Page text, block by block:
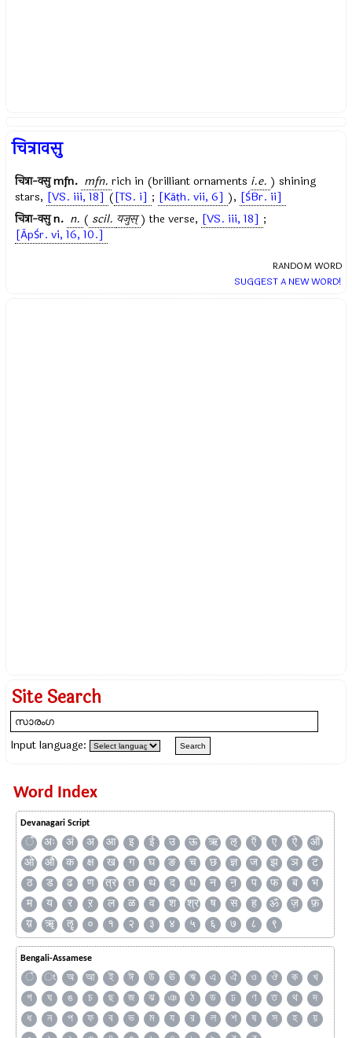
चित्रावसु
चित्रा-वसुmfn. mfn. rich in (brilliant ornaments i.e. ) shining
stars, [VS. iii, 18] ([TS. i] ; [Kāṭh. vii, 6] ), [ŚBr. ii]
चित्रा-वसुn. n. ( scil. यजुस्) the verse, [VS. iii, 18] ;
[ĀpŚr. vi, 16, 10.]
RANDOM WORD
SUGGEST A NEW WORD!
Site Search
Input language:
Word Index
Devanagari Script
ँ अः अं अ आ इ ई उ ऊ ऋ ऌ ऍ ए ऐ
ऑ
ओ
औ क क्ष ख ग घ ङ च छ ज्ञ ज झ ञ
ट
ठ
ड ढ ण त्र त थ द ध न ऩ प फ ब
भ
म
य र ऱ ल ळ व श श्र ष स ह ॐ ज़
फ़
य़
ॠ ॡ ० १ २ ३ ४ ५ ६ ७ ८ ९
Bengali-Assamese
ঁ ং অ আ ই ঈ উ ঊ ঋ এ ঐ ও ঔ ক
খ
গ
ঘ ঙ চ ছ জ ঝ ঞ ঠ ড ঢ ণ ত থ
দ
ধ
ন প ফ ব ভ ম য র ল শ ষ স হ
য়